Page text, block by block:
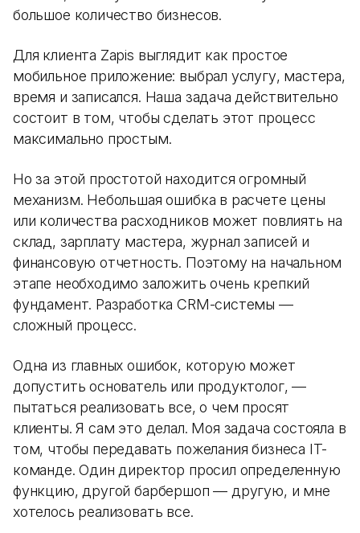
большое количество бизнесов.
Для клиента Zapis выглядит как простое
мобильное приложение: выбрал услугу, мастера,
время и записался. Наша задача действительно
состоит в том, чтобы сделать этот процесс
максимально простым.
Но за этой простотой находится огромный
механизм. Небольшая ошибка в расчете цены
или количества расходников может повлиять на
склад, зарплату мастера, журнал записей и
финансовую отчетность. Поэтому на начальном
этапе необходимо заложить очень крепкий
фундамент. Разработка CRM-системы —
сложный процесс.
Одна из главных ошибок, которую может
допустить основатель или продуктолог, —
пытаться реализовать все, о чем просят
клиенты. Я сам это делал. Моя задача состояла в
том, чтобы передавать пожелания бизнеса IT-
команде. Один директор просил определенную
функцию, другой барбершоп — другую, и мне
хотелось реализовать все.